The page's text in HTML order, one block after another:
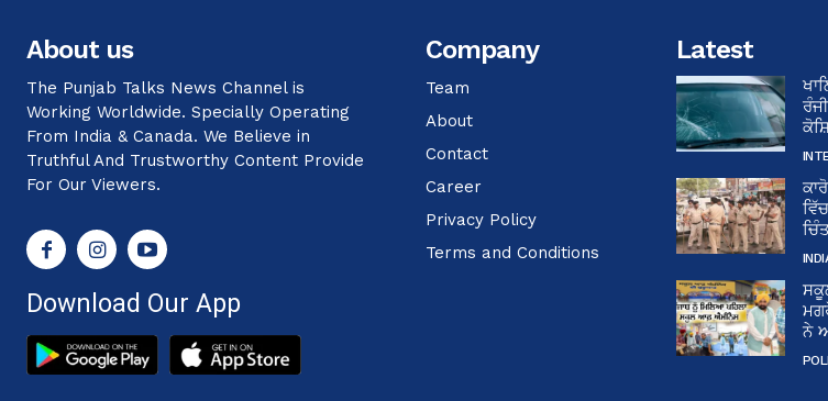
About us
The Punjab Talks News Channel is
Working Worldwide. Specially Operating
From India & Canada. We Believe in
Truthful And Trustworthy Content Provide
For Our Viewers.
Download Our App
Company
Team
About
Contact
Career
Privacy Policy
Terms and Conditions
Latest
ਨੇ